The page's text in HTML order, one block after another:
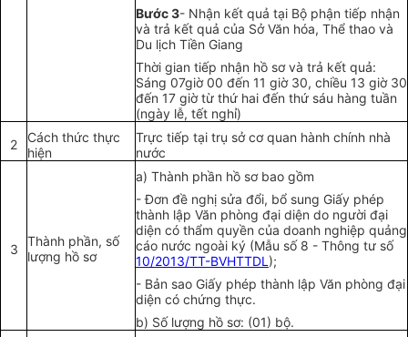
Bước 3- Nhận kết quả tại Bộ phận tiếp nhận
và trả kết quả của Sở Văn hóa, Thể thao và
Du lịch Tiền Giang
Thời gian tiếp nhận hồ sơ và trả kết quả:
Sáng 07giờ 00 đến 11 giờ 30, chiều 13 giờ 30
đến 17 giờ từ thứ hai đến thứ sáu hàng tuần
(ngày lễ, tết nghỉ)
2
Cách thức thực
hiện
Trực tiếp tại trụ sở cơ quan hành chính nhà
nước
3
Thành phần, số
lượng hồ sơ
a) Thành phần hồ sơ bao gồm
- Đơn đề nghị sửa đổi, bổ sung Giấy phép
thành lập Văn phòng đại diện do người đại
diện có thẩm quyền của doanh nghiệp quảng
cáo nước ngoài ký (Mẫu số 8 - Thông tư số
10/2013/TT-BVHTTDL );
- Bản sao Giấy phép thành lập Văn phòng đại
diện có chứng thực.
b) Số lượng hồ sơ: (01) bộ.